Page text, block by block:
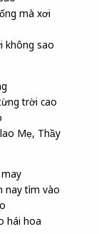
mà xơi
không sao
trời cao
Mẹ, Thầy
nay tìm vào
hái hoa